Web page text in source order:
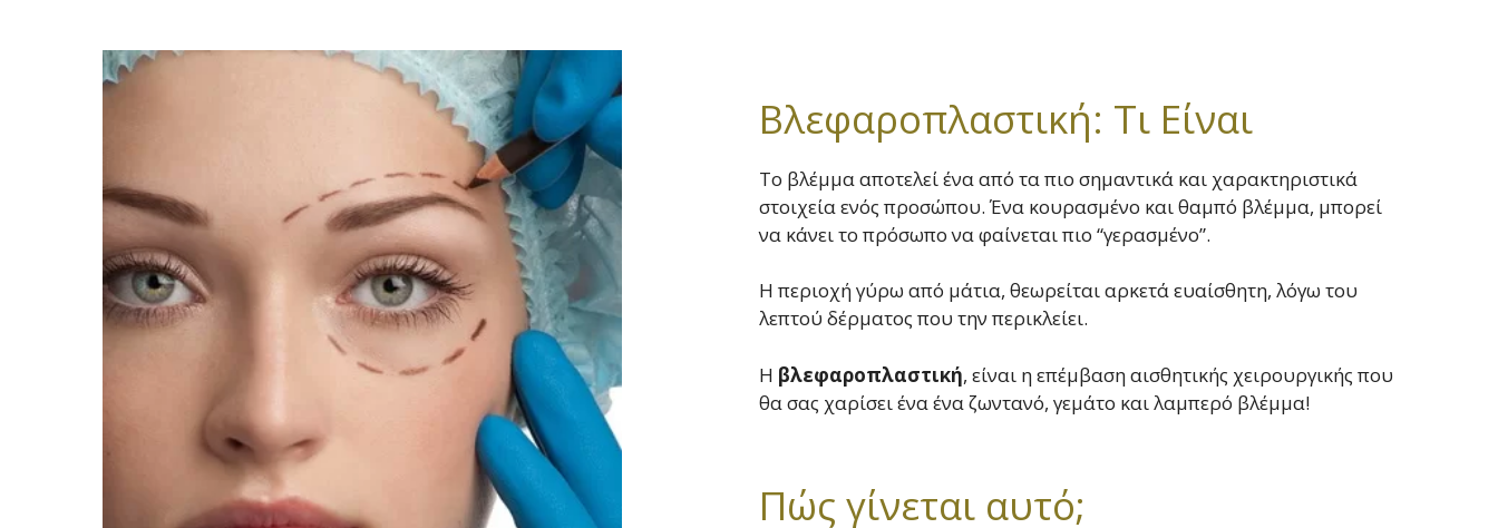
Μεσοθεραπεία Σώματος Fractional Laser CO₂
Αποτρίχωση Laser με Candela Alexandrite
Αποτρίχωση με Palladium Diamond Diode Laser
Βλεφαροπλαστική: Τι Είναι
Το βλέμμα αποτελεί ένα από τα πιο σημαντικά και χαρακτηριστικά
στοιχεία ενός προσώπου. Ένα κουρασμένο και θαμπό βλέμμα, μπορεί
να κάνει το πρόσωπο να φαίνεται πιο “γερασμένο”.
Η περιοχή γύρω από μάτια, θεωρείται αρκετά ευαίσθητη, λόγω του
λεπτού δέρματος που την περικλείει.
Η βλεφαροπλαστική, είναι η επέμβαση αισθητικής χειρουργικής που
θα σας χαρίσει ένα ένα ζωντανό, γεμάτο και λαμπερό βλέμμα!
Πώς γίνεται αυτό;